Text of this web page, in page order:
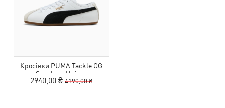
Кросівки PUMA Tackle OG
Sneakers Unisex
2940,00 ₴4190,00 ₴